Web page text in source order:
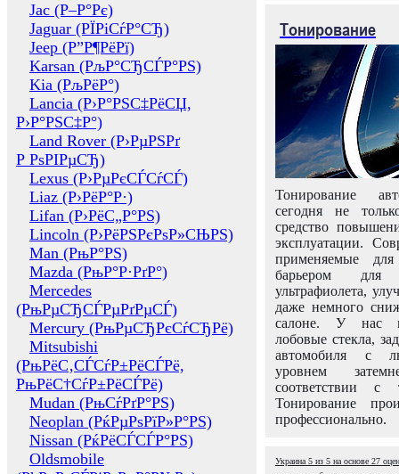
Jac (Р–Р°Рє)
Jaguar (РЇРіСѓР°СЂ)
Jeep (Р”Р¶РёРї)
Karsan (РљР°СЂСЃР°РЅ)
Kia (РљРёР°)
Lancia (Р›Р°РЅС‡РёСЏ,
Р›Р°РЅС‡Р°)
Land Rover (Р›РµРЅРґ
Р РѕРІРµСЂ)
Lexus (Р›РµРєСЃСѓСЃ)
Liaz (Р›РёР°Р·)
Lifan (Р›РёС„Р°РЅ)
Lincoln (Р›РёРЅРєРѕР»СЊРЅ)
Man (РњР°РЅ)
Mazda (РњР°Р·РґР°)
Mercedes
(РњРµСЂСЃРµРґРµСЃ)
Mercury (РњРµСЂРєСѓСЂРё)
Mitsubishi
(РњРёС‚СЃСѓР±РёСЃРё,
РњРёС†СѓР±РёСЃРё)
Mudan (РњСѓРґР°РЅ)
Neoplan (РќРµРѕРїР»Р°РЅ)
Nissan (РќРёСЃСЃР°РЅ)
Oldsmobile
Тонирование
Тонирование
сегодня не
средство
эксплуатации.
применяемые
барьером для
ультрафиолета,
даже немного
салоне. У нас
лобовые стекла,
автомобиля с
уровнем
соответствии с
Тонирование
профессионально.
Украина 5 из 5 на основе 27